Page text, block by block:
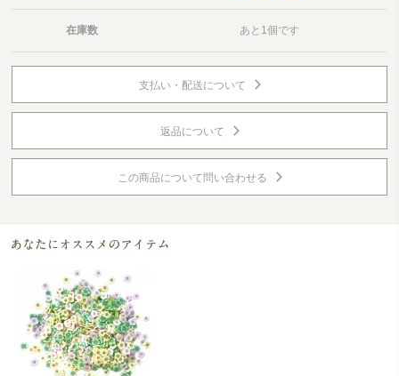
在庫数 あと1個です
支払い・配送について
返品について
この商品について問い合わせる